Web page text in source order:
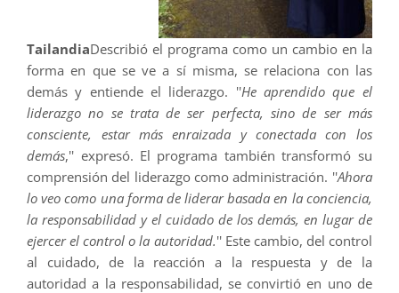
TailandiaDescribió el programa como un cambio en la
forma en que se ve a sí misma, se relaciona con las
demás y entiende el liderazgo. ''He aprendido que el
liderazgo no se trata de ser perfecta, sino de ser más
consciente, estar más enraizada y conectada con los
demás,'' expresó. El programa también transformó su
comprensión del liderazgo como administración. ''Ahora
lo veo como una forma de liderar basada en la conciencia,
la responsabilidad y el cuidado de los demás, en lugar de
ejercer el control o la autoridad.'' Este cambio, del control
al cuidado, de la reacción a la respuesta y de la
autoridad a la responsabilidad, se convirtió en uno de